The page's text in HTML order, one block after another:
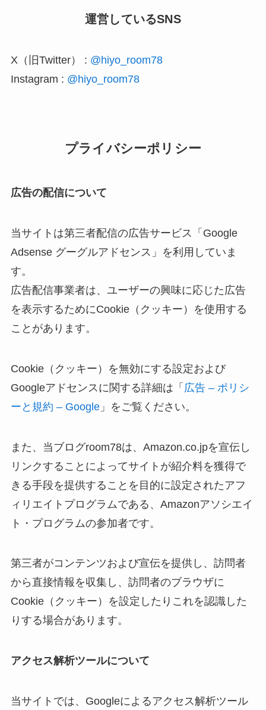
運営しているSNS
X（旧Twitter） : @hiyo_room78
Instagram : @hiyo_room78
プライバシーポリシー
広告の配信について
当サイトは第三者配信の広告サービス「Google
Adsense グーグルアドセンス」を利用していま
す。
広告配信事業者は、ユーザーの興味に応じた広告
を表示するためにCookie（クッキー）を使用する
ことがあります。
Cookie（クッキー）を無効にする設定および
Googleアドセンスに関する詳細は「 広告 – ポリシ
ーと規約 – Google」をご覧ください。
また、当ブログroom78は、Amazon.co.jpを宣伝し
リンクすることによってサイトが紹介料を獲得で
きる手段を提供することを目的に設定されたアフ
ィリエイトプログラムである、Amazonアソシエイ
ト・プログラムの参加者です。
第三者がコンテンツおよび宣伝を提供し、訪問者
から直接情報を収集し、訪問者のブラウザに
Cookie（クッキー）を設定したりこれを認識した
りする場合があります。
アクセス解析ツールについて
当サイトでは、Googleによるアクセス解析ツール